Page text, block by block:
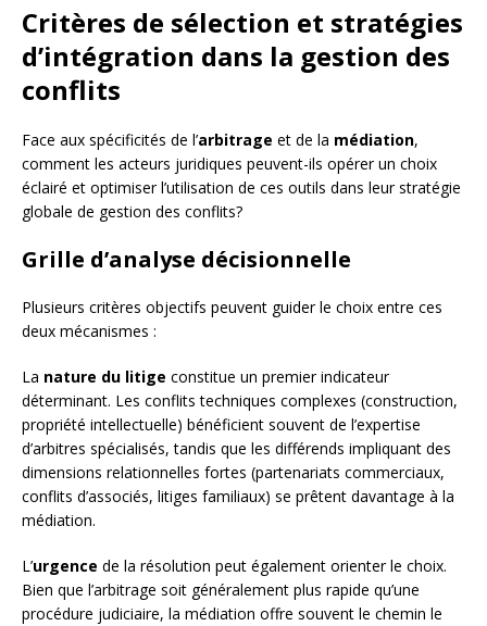
Critères de sélection et stratégies
d’intégration dans la gestion des
conflits
Face aux spécificités de l’arbitrage et de la médiation,
comment les acteurs juridiques peuvent-ils opérer un choix
éclairé et optimiser l’utilisation de ces outils dans leur stratégie
globale de gestion des conflits?
Grille d’analyse décisionnelle
Plusieurs critères objectifs peuvent guider le choix entre ces
deux mécanismes :
La nature du litige constitue un premier indicateur
déterminant. Les conflits techniques complexes (construction,
propriété intellectuelle) bénéficient souvent de l’expertise
d’arbitres spécialisés, tandis que les différends impliquant des
dimensions relationnelles fortes (partenariats commerciaux,
conflits d’associés, litiges familiaux) se prêtent davantage à la
médiation.
L’urgence de la résolution peut également orienter le choix.
Bien que l’arbitrage soit généralement plus rapide qu’une
procédure judiciaire, la médiation offre souvent le chemin le